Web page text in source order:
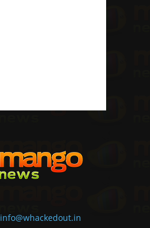
info@whackedout.in